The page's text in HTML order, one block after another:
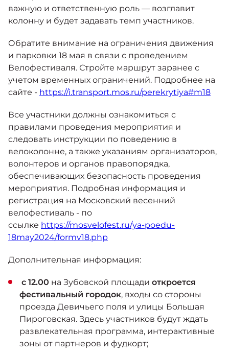
важную и ответственную роль — возглавит
колонну и будет задавать темп участников.
Обратите внимание на ограничения движения
и парковки 18 мая в связи с проведением
Велофестиваля. Стройте маршрут заранее с
учетом временных ограничений. Подробнее на
сайте - https://i.transport.mos.ru/perekrytiya#m18
Все участники должны ознакомиться с
правилами проведения мероприятия и
следовать инструкции по поведению в
велоколонне, а также указаниям организаторов,
волонтеров и органов правопорядка,
обеспечивающих безопасность проведения
мероприятия. Подробная информация и
регистрация на Московский весенний
велофестиваль - по
ссылке https://mosvelofest.ru/ya-poedu-
18may2024/formv18.php
Дополнительная информация:
с 12.00 на Зубовской площади откроется
фестивальный городок, входы со стороны
проезда Девичьего поля и улицы Большая
Пироговская. Здесь участников будут ждать
развлекательная программа, интерактивные
зоны от партнеров и фудкорт;